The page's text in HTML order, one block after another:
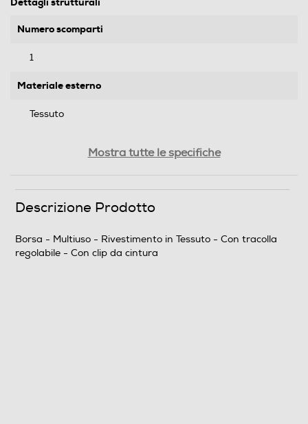
Numero scomparti
1
Materiale esterno
Tessuto
Dotazioni - Personalizzazioni
Tracolla regolabile
Clip da cintura
Mostra tutte le specifiche
Descrizione Prodotto
Borsa - Multiuso - Rivestimento in Tessuto - Con tracolla
regolabile - Con clip da cintura